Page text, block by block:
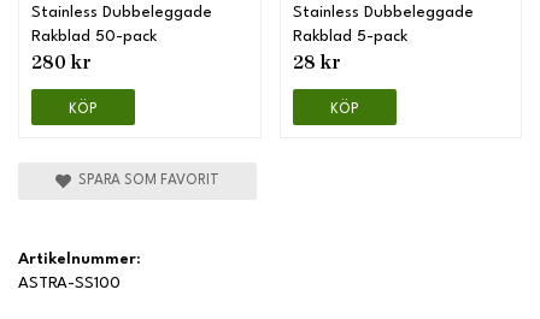
Stainless Dubbeleggade
Rakblad 50-pack
280 kr
KÖP
Stainless Dubbeleggade
Rakblad 5-pack
28 kr
KÖP
SPARA SOM FAVORIT
Artikelnummer:
ASTRA-SS100